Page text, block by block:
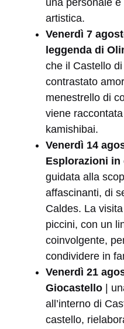
artistica.
Venerdì 7
leggenda di
che il Castello
contrastato
menestrello di
viene
kamishibai.
Venerdì 14
Esplorazioni in
guidata alla
affascinanti, di
Caldes. La
piccini, con un
coinvolgente,
condividere in
Venerdì 21
Giocastello |
all’interno di
castello,